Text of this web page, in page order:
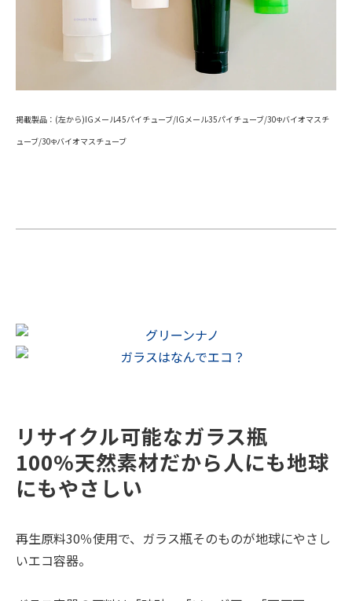
掲載製品：(左から)IGメール45パイチューブ/IGメール35パイチューブ/30Φバイオマスチ
ューブ/30Φバイオマスチューブ
リサイクル可能なガラス瓶
100%天然素材だから人にも地球
にもやさしい
再生原料30％使用で、ガラス瓶そのものが地球にやさし
いエコ容器。